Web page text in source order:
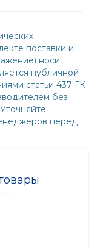
поставки и
носит
публичной
статьи 437 ГК
без
перед